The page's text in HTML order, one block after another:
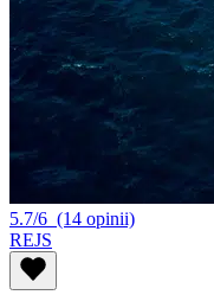
5.7/6 (14 opinii)
REJS